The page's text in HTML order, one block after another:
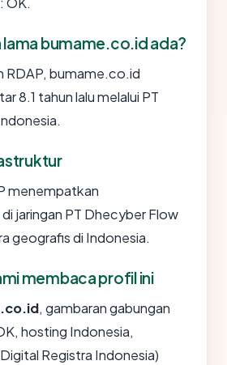
lama bumame.co.id ada?
RDAP, bumame.co.id
8.1 tahun lalu melalui PT
menempatkan
di jaringan PT Dhecyber Flow
geografis di Indonesia.
membaca profil ini
, gambaran gabungan
hosting Indonesia,
Registra Indonesia)